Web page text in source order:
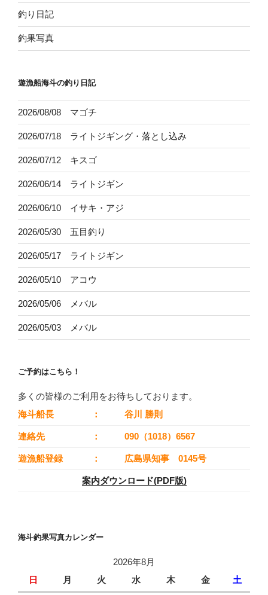
釣り日記
釣果写真
遊漁船海斗の釣り日記
2026/08/08 マゴチ
2026/07/18 ライトジギング・落とし込み
2026/07/12 キスゴ
2026/06/14 ライトジギン
2026/06/10 イサキ・アジ
2026/05/30 五目釣り
2026/05/17 ライトジギン
2026/05/10 アコウ
2026/05/06 メバル
2026/05/03 メバル
ご予約はこちら！
多くの皆様のご利用をお待ちしております。
海斗船長
： 谷川 勝則
連絡先 ： 090（1018）6567
遊漁船登録 ： 広島県知事 0145号
案内ダウンロード(PDF版)
海斗釣果写真カレンダー
2026年8月
日
月 火 水 木 金 土